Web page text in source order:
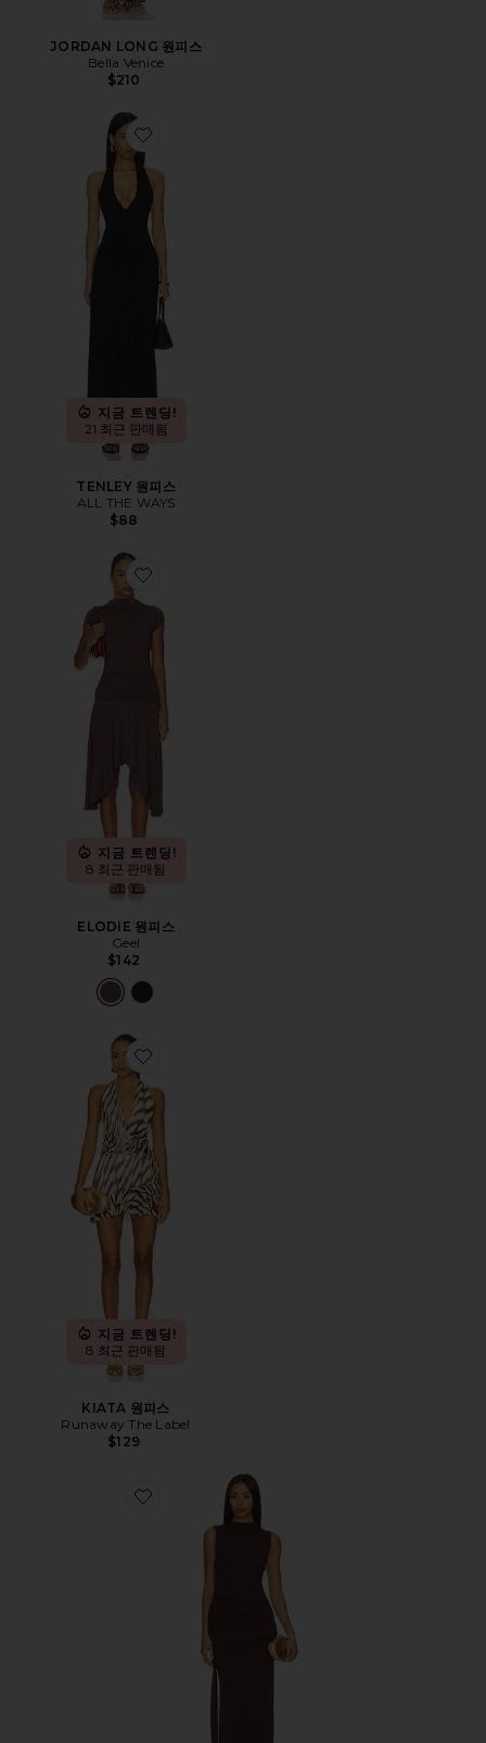
JORDAN LONG 원피스
Bella Venice
$210
Favorite TENLEY 원피스
지금 트렌딩!
21 최근 판매됨
TENLEY 원피스
ALL THE WAYS
$88
Favorite ELODIE 원피스
지금 트렌딩!
8 최근 판매됨
ELODIE 원피스
Geel
$142
Favorite KIATA 원피스
지금 트렌딩!
8 최근 판매됨
KIATA 원피스
Runaway The Label
$129
Favorite STACIE 원피스